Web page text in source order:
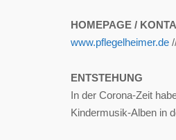
HOMEPAGE /
www.pflegelheimer.de
ENTSTEHUNG
In der Corona-Zeit
Kindermusik-Alben in